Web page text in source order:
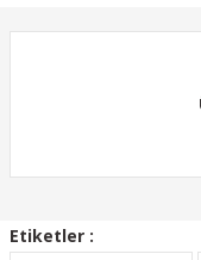
Görüş ve önerileriniz
Ürün bilgilerinde
Etiketler :